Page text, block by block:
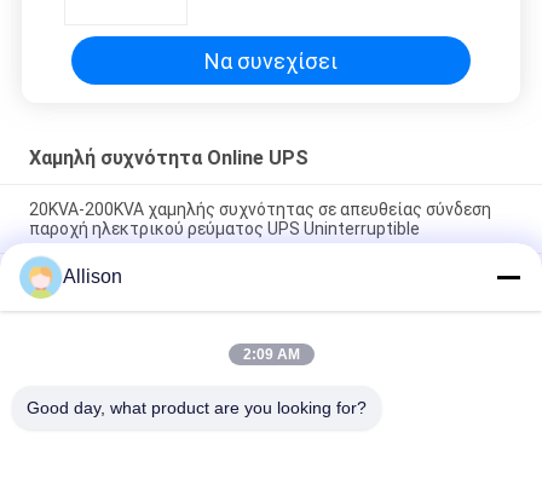
Να συνεχίσει
Χαμηλή συχνότητα Online UPS
20KVA-200KVA χαμηλής συχνότητας σε απευθείας σύνδεση
παροχή ηλεκτρικού ρεύματος UPS Uninterruptible
Τρεις φάσεις χαμηλής συχνότητας σε απευθείας σύνδεση
UPS με το υψηλό αποδοτικό τσιπ DSP
Χαμηλής συχνότητας τριφασικό σε απευθείας σύνδεση UPS,
σε απευθείας σύνδεση διπλή μετατροπή UPS με την επίδειξη
Allison
2:09 AM
Good day, what product are you looking for?